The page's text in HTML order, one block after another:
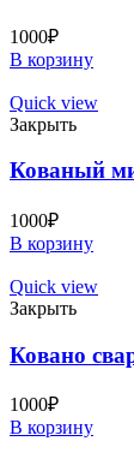
1000₽
В корзину
Quick view
Закрыть
Кованый
1000₽
В корзину
Quick view
Закрыть
Ковано
1000₽
В корзину